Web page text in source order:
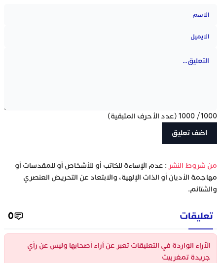
1000
/
1000 (عدد الأحرف المتبقية)
‫من شروط النشر : عدم الإساءة للكاتب أو للأشخاص أو للمقدسات أو
مهاجمة الأديان أو الذات الإلهية، والابتعاد عن التحريض العنصري
والشتائم.
تعليقات 0
الآراء الواردة في التعليقات تعبر عن آراء أصحابها وليس عن رأي
جريدة تمغربيت